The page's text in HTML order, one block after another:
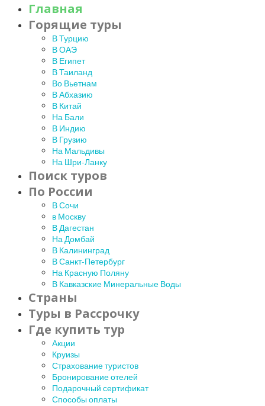
Главная
Горящие туры
В Турцию
В ОАЭ
В Египет
В Таиланд
Во Вьетнам
В Абхазию
В Китай
На Бали
В Индию
В Грузию
На Мальдивы
На Шри-Ланку
Поиск туров
По России
В Сочи
в Москву
В Дагестан
На Домбай
В Калининград
В Санкт-Петербург
На Красную Поляну
В Кавказские Минеральные Воды
Страны
Туры в Рассрочку
Где купить тур
Акции
Круизы
Страхование туристов
Бронирование отелей
Подарочный сертификат
Способы оплаты